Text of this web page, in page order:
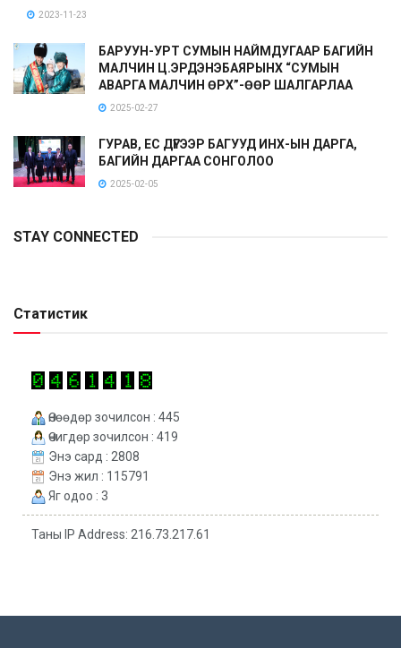
2023-11-23
БАРУУН-УРТ СУМЫН НАЙМДУГААР БАГИЙН
МАЛЧИН Ц.ЭРДЭНЭБАЯРЫНХ “СУМЫН
АВАРГА МАЛЧИН ӨРХ”-ӨӨР ШАЛГАРЛАА
2025-02-27
ГУРАВ, ЕС ДҮГЭЭР БАГУУД ИНХ-ЫН ДАРГА,
БАГИЙН ДАРГАА СОНГОЛОО
2025-02-05
STAY CONNECTED
Статистик
Өнөөдөр зочилсон : 445
Өчигдөр зочилсон : 419
Энэ сард : 2808
Энэ жил : 115791
Яг одоо : 3
Таны IP Address: 216.73.217.61